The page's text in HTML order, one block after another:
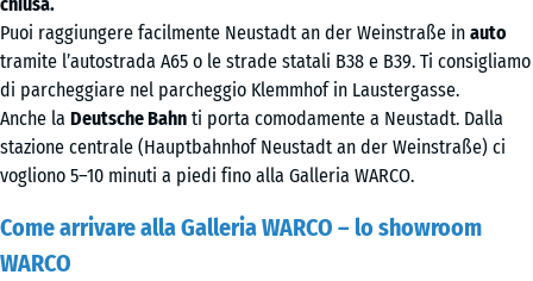
Puoi raggiungere facilmente Neustadt an der Weinstraße in auto
tramite l’autostrada A65 o le strade statali B38 e B39. Ti consigliamo
di parcheggiare nel parcheggio Klemmhof in Laustergasse.
Anche la Deutsche Bahn ti porta comodamente a Neustadt. Dalla
stazione centrale (Hauptbahnhof Neustadt an der Weinstraße) ci
vogliono 5–10 minuti a piedi fino alla Galleria WARCO.
Come arrivare alla Galleria WARCO – lo showroom
WARCO